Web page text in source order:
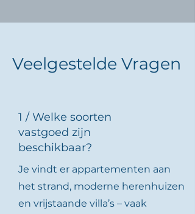
Veelgestelde Vragen
1 / Welke soorten
vastgoed zijn
beschikbaar?
Je vindt er appartementen aan
het strand, moderne herenhuizen
en vrijstaande villa’s – vaak